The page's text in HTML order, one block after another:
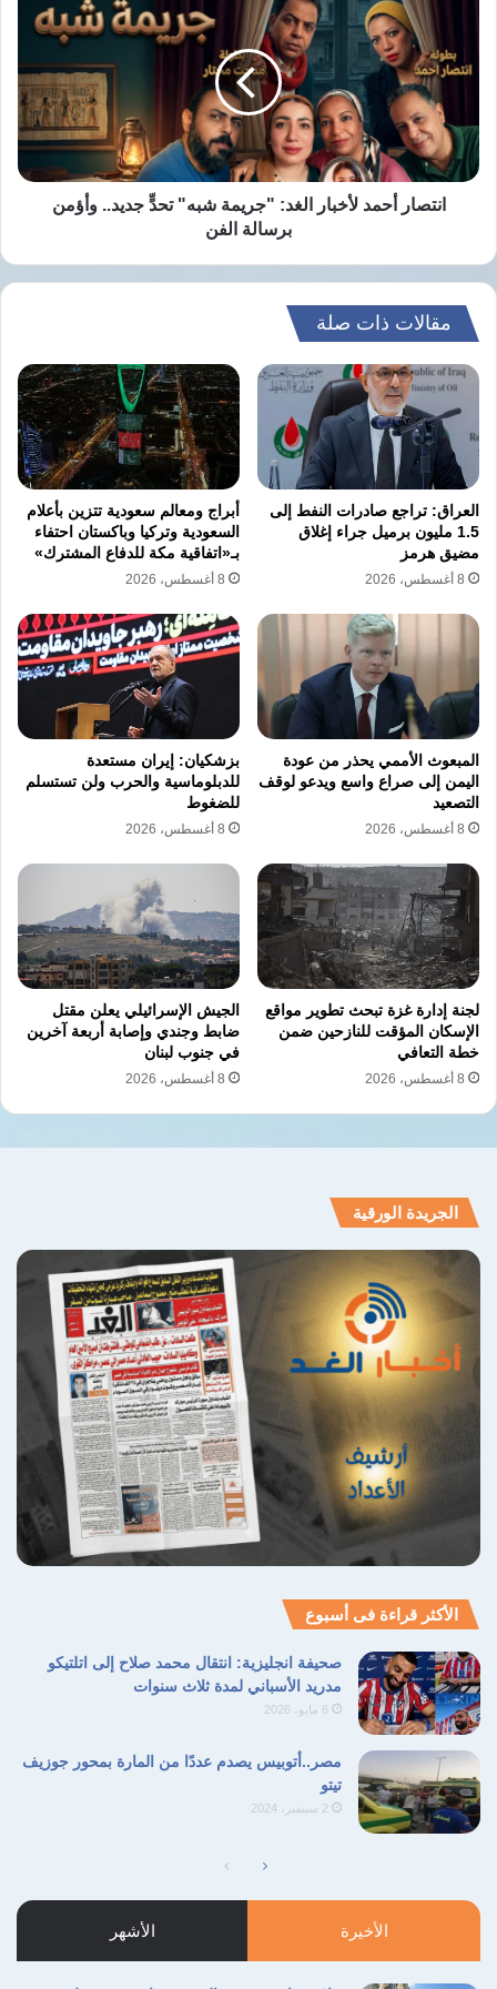
الغد:
تحدٍّ
جديد..
وأؤمن
برسالةانتصار أحمد لأخبار الغد: "جريمة شبه" تحدٍّ جديد.. وأؤمن
برسالة الفن
مقالات ذات صلة
العراق: تراجع صادرات النفط إلى
1.5 مليون برميل جراء إغلاق
مضيق هرمز
8 أغسطس، 2026
أبراج ومعالم سعودية تتزين بأعلام
السعودية وتركيا وباكستان احتفاء
بـ«اتفاقية مكة للدفاع المشترك»
8 أغسطس، 2026
المبعوث الأممي يحذر من عودة
اليمن إلى صراع واسع ويدعو لوقف
التصعيد
8 أغسطس، 2026
بزشكيان: إيران مستعدة
للدبلوماسية والحرب ولن تستسلم
للضغوط
8 أغسطس، 2026
لجنة إدارة غزة تبحث تطوير مواقع
الإسكان المؤقت للنازحين ضمن
خطة التعافي
8 أغسطس، 2026
الجيش الإسرائيلي يعلن مقتل
ضابط وجندي وإصابة أربعة آخرين
في جنوب لبنان
8 أغسطس، 2026
الجريدة الورقية
الأكثر قراءة فى أسبوع
صحيفة انجليزية: انتقال محمد صلاح إلى اتلتيكو
مدريد الأسباني لمدة ثلاث سنوات
6 مايو، 2026
مصر..أتوبيس يصدم عددًا من المارة بمحور جوزيف
تيتو
2 سبتمبر، 2024
الصفحة
السابقة
الصفحة
التالية
الأخيرة الأشهر